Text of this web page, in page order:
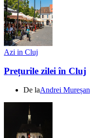
Azi in Cluj
Prețurile zilei în Cluj
De laAndrei Mureșan